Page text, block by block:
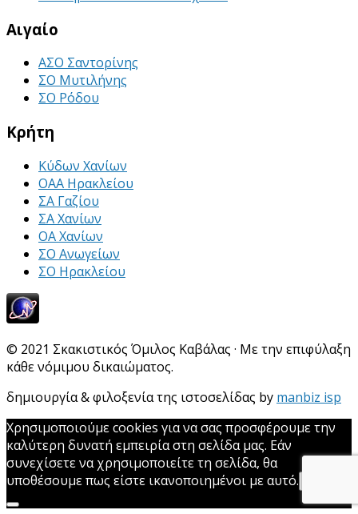
Αιγαίο
ΑΣΟ Σαντορίνης
ΣΟ Μυτιλήνης
ΣΟ Ρόδου
Κρήτη
Κύδων Χανίων
ΟΑΑ Ηρακλείου
ΣΑ Γαζίου
ΣΑ Χανίων
ΟΑ Χανίων
ΣΟ Ανωγείων
ΣΟ Ηρακλείου
© 2021 Σκακιστικός Όμιλος Καβάλας · Με την επιφύλαξη
κάθε νόμιμου δικαιώματος.
δημιουργία & φιλοξενία της ιστοσελίδας by manbiz isp
Χρησιμοποιούμε cookies για να σας προσφέρουμε την
καλύτερη δυνατή εμπειρία στη σελίδα μας. Εάν
συνεχίσετε να χρησιμοποιείτε τη σελίδα, θα
υποθέσουμε πως είστε ικανοποιημένοι με αυτό.